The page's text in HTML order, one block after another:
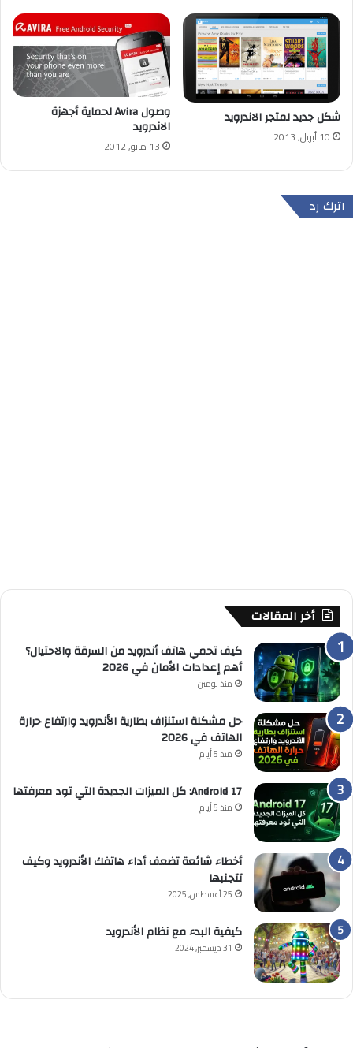
شكل جديد لمتجر الاندرويد
10 أبريل, 2013
وصول Avira لحماية أجهزة
الاندرويد
13 مايو, 2012
اترك رد
أخر المقالات
كيف تحمي هاتف أندرويد من السرقة والاحتيال؟
أهم إعدادات الأمان في 2026
منذ يومين
حل مشكلة استنزاف بطارية الأندرويد وارتفاع حرارة
الهاتف في 2026
منذ 5 أيام
Android 17: كل الميزات الجديدة التي تود معرفتها
منذ 5 أيام
أخطاء شائعة تضعف أداء هاتفك الأندرويد وكيف
تتجنبها
25 أغسطس, 2025
كيفية البدء مع نظام الأندرويد
31 ديسمبر, 2024